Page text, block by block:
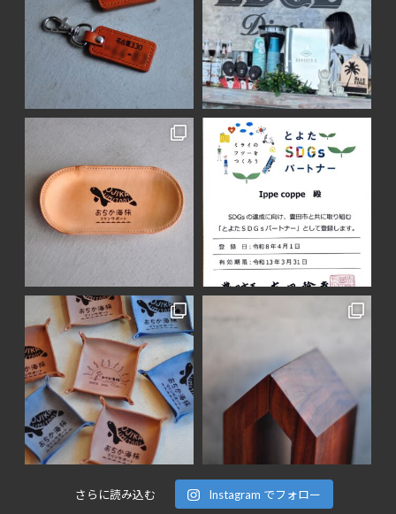
さらに読み込む Instagram でフォロー